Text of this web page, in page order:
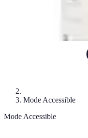
Mode Accessible
Mode Accessible